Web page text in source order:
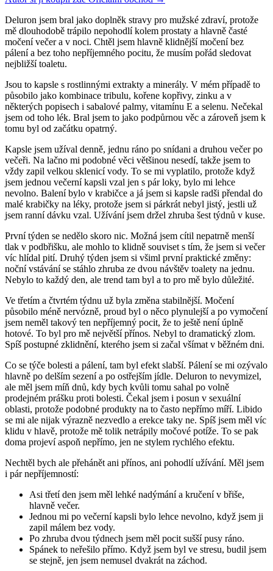
Deluron jsem bral jako doplněk stravy pro mužské zdraví, protože
mě dlouhodobě trápilo nepohodlí kolem prostaty a hlavně časté
močení večer a v noci. Chtěl jsem hlavně klidnější močení bez
pálení a bez toho nepříjemného pocitu, že musím pořád sledovat
nejbližší toaletu.
Jsou to kapsle s rostlinnými extrakty a minerály. V mém případě to
působilo jako kombinace tribulu, kořene kopřivy, zinku a v
některých popisech i sabalové palmy, vitamínu E a selenu. Nečekal
jsem od toho lék. Bral jsem to jako podpůrnou věc a zároveň jsem k
tomu byl od začátku opatrný.
Kapsle jsem užíval denně, jednu ráno po snídani a druhou večer po
večeři. Na lačno mi podobné věci většinou nesedí, takže jsem to
vždy zapil velkou sklenicí vody. To se mi vyplatilo, protože když
jsem jednou večerní kapsli vzal jen s pár loky, bylo mi lehce
nevolno. Balení bylo v krabičce a já jsem si kapsle radši přendal do
malé krabičky na léky, protože jsem si párkrát nebyl jistý, jestli už
jsem ranní dávku vzal. Užívání jsem držel zhruba šest týdnů v kuse.
První týden se nedělo skoro nic. Možná jsem cítil nepatrně menší
tlak v podbřišku, ale mohlo to klidně souviset s tím, že jsem si večer
víc hlídal pití. Druhý týden jsem si všiml první praktické změny:
noční vstávání se stáhlo zhruba ze dvou návštěv toalety na jednu.
Nebylo to každý den, ale trend tam byl a to pro mě bylo důležité.
Ve třetím a čtvrtém týdnu už byla změna stabilnější. Močení
působilo méně nervózně, proud byl o něco plynulejší a po vymočení
jsem neměl takový ten nepříjemný pocit, že to ještě není úplně
hotové. To byl pro mě největší přínos. Nebyl to dramatický zlom.
Spíš postupné zklidnění, kterého jsem si začal všímat v běžném dni.
Co se týče bolesti a pálení, tam byl efekt slabší. Pálení se mi ozývalo
hlavně po delším sezení a po ostřejším jídle. Deluron to nevymizel,
ale měl jsem míň dnů, kdy bych kvůli tomu sahal po volně
prodejném prášku proti bolesti. Čekal jsem i posun v sexuální
oblasti, protože podobné produkty na to často nepřímo míří. Libido
se mi ale nijak výrazně nezvedlo a erekce taky ne. Spíš jsem měl víc
klidu v hlavě, protože mě tolik netrápily močové potíže. To se pak
doma projeví aspoň nepřímo, jen ne stylem rychlého efektu.
Nechtěl bych ale přehánět ani přínos, ani pohodlí užívání. Měl jsem
i pár nepříjemností:
Asi třetí den jsem měl lehké nadýmání a kručení v břiše,
hlavně večer.
Jednou mi po večerní kapsli bylo lehce nevolno, když jsem ji
zapil málem bez vody.
Po zhruba dvou týdnech jsem měl pocit sušší pusy ráno.
Spánek to neřešilo přímo. Když jsem byl ve stresu, budil jsem
se stejně, jen jsem nemusel dvakrát na záchod.